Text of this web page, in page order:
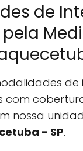
de
de
com
nossa
- SP.